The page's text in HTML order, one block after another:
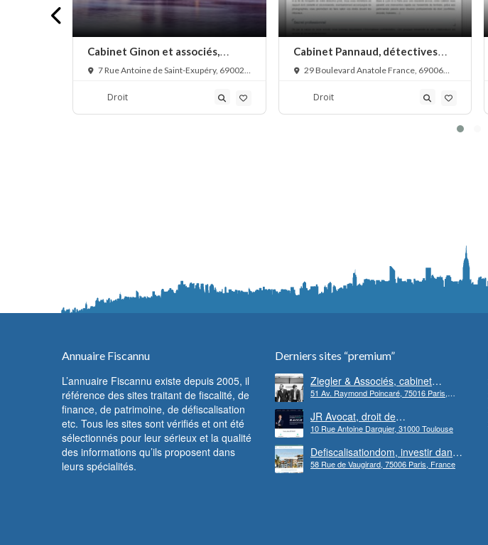
Cabinet Ginon et associés,
notaire
7 Rue Antoine de Saint-Exupéry, 69002
Droit
Cabinet Pannaud, détectives
privés
29 Boulevard Anatole France, 69006
Droit
Annuaire Fiscannu
L’annuaire Fiscannu existe depuis 2005, il
référence des sites traitant de fiscalité, de
finance, de patrimoine, de défiscalisation
etc. Tous les sites sont vérifiés et ont été
sélectionnés pour leur sérieux et la qualité
des informations qu’ils proposent dans
leurs spécialités.
Derniers sites “premium”
Ziegler & Associés, cabinet
d’avocats en droit bancaire,
financières
51 Av. Raymond Poincaré, 75016 Paris,
JR Avocat, droit de
l’environnement et de l’urbanisme
10 Rue Antoine Darquier, 31000 Toulouse
Defiscalisationdom, investir dans
l’immobilier neuf Outre-mer
58 Rue de Vaugirard, 75006 Paris, France